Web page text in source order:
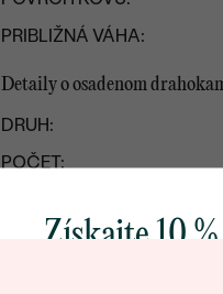
PRIBLIŽNÁ VÁHA:
Detaily o osadenom
DRUH:
POČET:
ROZMERY:
Získajte 10